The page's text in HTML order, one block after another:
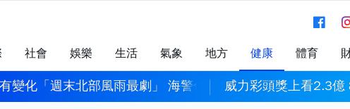
社會 娛樂 生活 氣象 地方 健康 體育
變化「週末北部風雨最劇」 海警估明下午發布威力彩頭獎上看2.3